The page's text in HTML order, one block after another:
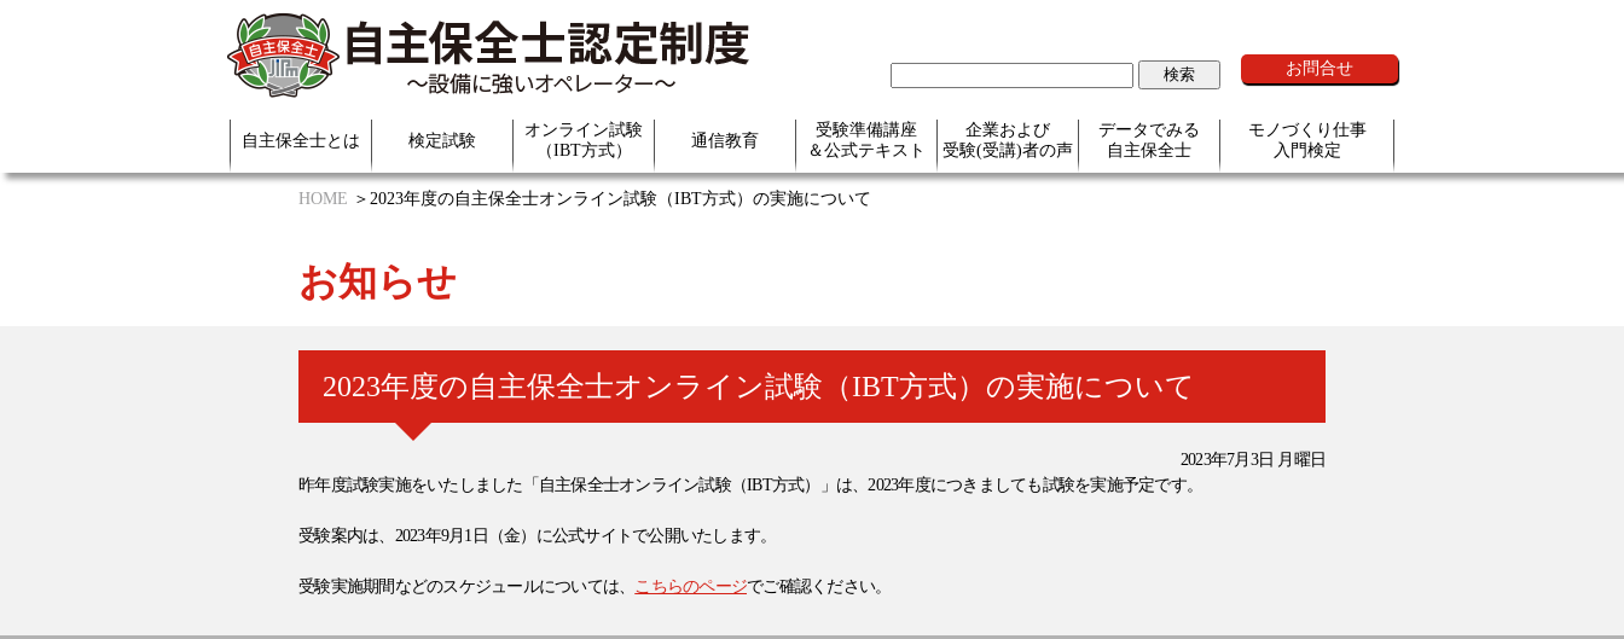
お問合せ
自主保全士とは 検定試験
オンライン試験
（IBT方式）
通信教育
受験準備講座
＆公式テキスト
企業および
受験(受講)者の声
データでみる
自主保全士
モノづくり仕事
入門検定
HOME 2023年度の自主保全士オンライン試験（IBT方式）の実施について
お知らせ
2023年度の自主保全士オンライン試験（IBT方式）の実施について
2023年7月3日 月曜日
昨年度試験実施をいたしました「自主保全士オンライン試験（IBT方式）」は、2023年度につきましても試験を実施予定です。
受験案内は、2023年9月1日（金）に公式サイトで公開いたします。
受験実施期間などのスケジュールについては、 こちらのページでご確認ください。